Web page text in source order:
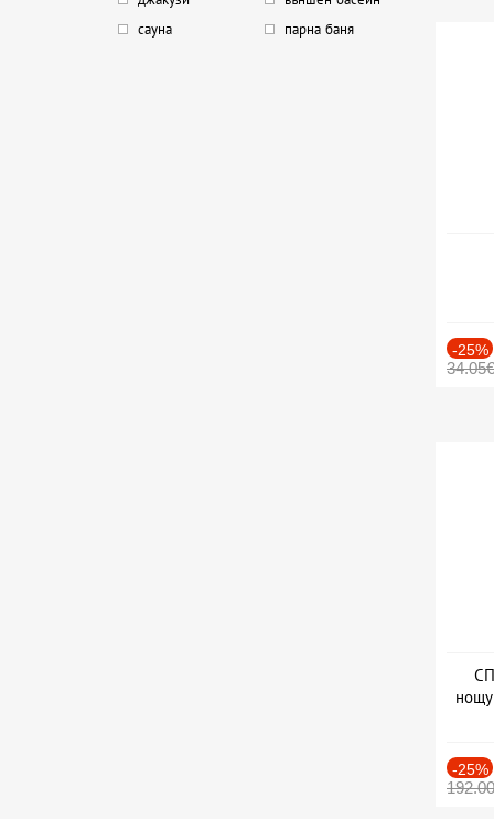
сауна
парна баня
-25%
34.05€
-25%